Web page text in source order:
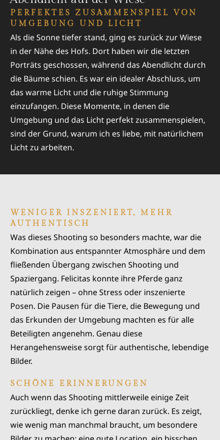
Bewegung und kleinen Shootings hielt alles locker
und unkompliziert.
PERFEKTES ZUSAMMENSPIEL VON
UMGEBUNG UND LICHT
Als die Sonne tiefer stand, ging es zurück zur Wiese
in der Nähe des Hofs. Dort haben wir die letzten
Porträts geschossen, während das Abendlicht durch
die Bäume schien. Es war ein idealer Abschluss, um
das warme Licht und die ruhige Stimmung
einzufangen. Diese Momente, in denen die
Umgebung und das Licht perfekt zusammenspielen,
sind der Grund, warum ich es liebe, mit natürlichem
Licht zu arbeiten.
WENIGER INSZENIERT, MEHR
AUTHENTISCH
Was dieses Shooting so besonders machte, war die
Kombination aus entspannter Atmosphäre und dem
fließenden Übergang zwischen Shooting und
Spaziergang. Felicitas konnte ihre Pferde ganz
natürlich zeigen – ohne Stress oder inszenierte
Posen. Die Pausen für die Tiere, die Bewegung und
das Erkunden der Umgebung machten es für alle
Beteiligten angenehm. Genau diese
Herangehensweise sorgt für authentische, lebendige
Bilder.
SCHÖNE ERINNERUNGEN
Auch wenn das Shooting mittlerweile einige Zeit
zurückliegt, denke ich gerne daran zurück. Es zeigt,
wie wenig man manchmal braucht, um besondere